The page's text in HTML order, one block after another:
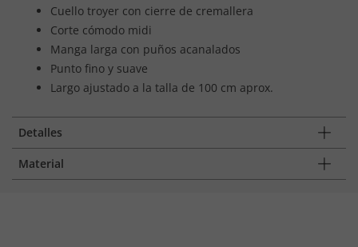
Cuello troyer con cierre de cremallera
Corte cómodo midi
Manga larga con puños acanalados
Punto fino y suave
Largo ajustado a la talla de 100 cm aprox.
Detalles
Material